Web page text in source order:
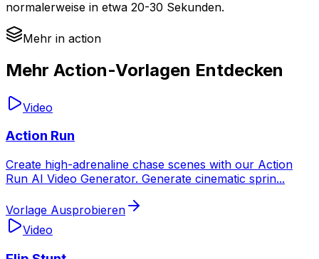
normalerweise in etwa 20-30 Sekunden.
Mehr in action
Mehr Action-Vorlagen Entdecken
Video
Action Run
Create high-adrenaline chase scenes with our Action
Run AI Video Generator. Generate cinematic sprin...
Vorlage Ausprobieren
Video